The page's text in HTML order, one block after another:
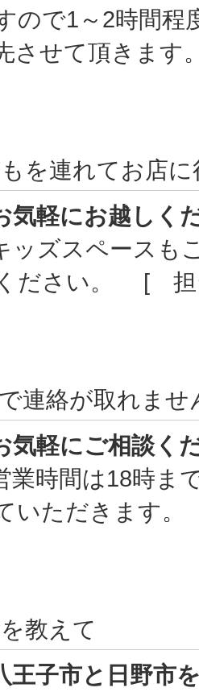
ので1～2時間程
先させて頂き
を連れてお店
気軽にお越しく
ッズスペースも
ください。 [
連絡が取れま
気軽にご相談く
業時間は18時ま
ていただきま
教えて
王子市と日野市